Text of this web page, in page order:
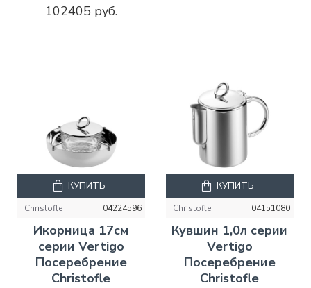
102405 руб.
Christofle 04224596
Икорница 17см
серии Vertigo
Посеребрение
Christofle
КУПИТЬ
Christofle 04151080
Кувшин 1,0л серии
Vertigo
Посеребрение
Christofle
КУПИТЬ